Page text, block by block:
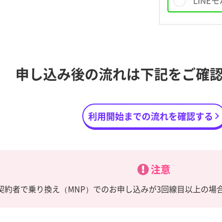
申し込み後の流れは下記をご確
利用開始までの流れを確認する
注意
約者で乗り換え（MNP）でのお申し込みが3回線目以上の場